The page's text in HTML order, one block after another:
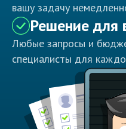
вашу задачу
Решение для
Любые запросы и
специалисты для